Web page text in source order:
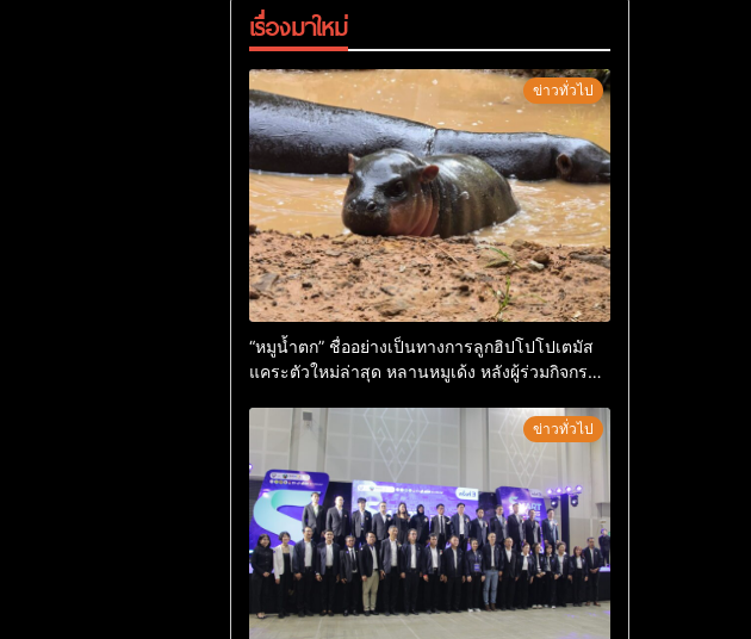
เรื่องมาใหม่
ข่าวทั่วไป
“หมูน้ำตก” ชื่ออย่างเป็นทางการลูกฮิปโปโปเตมัส
แคระตัวใหม่ล่าสุด หลานหมูเด้ง หลังผู้ร่วมกิจกรรม
ข่าวทั่วไป